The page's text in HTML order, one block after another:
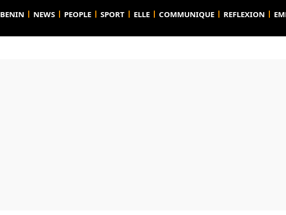
BENIN NEWS PEOPLE SPORT ELLE COMMUNIQUE REFLEXION